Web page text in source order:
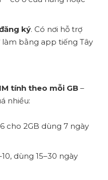
ký. Có nơi hỗ trợ
bằng app tiếng Tây
tính theo mỗi GB –
nhiều:
cho 2GB dùng 7 ngày
dùng 15–30 ngày